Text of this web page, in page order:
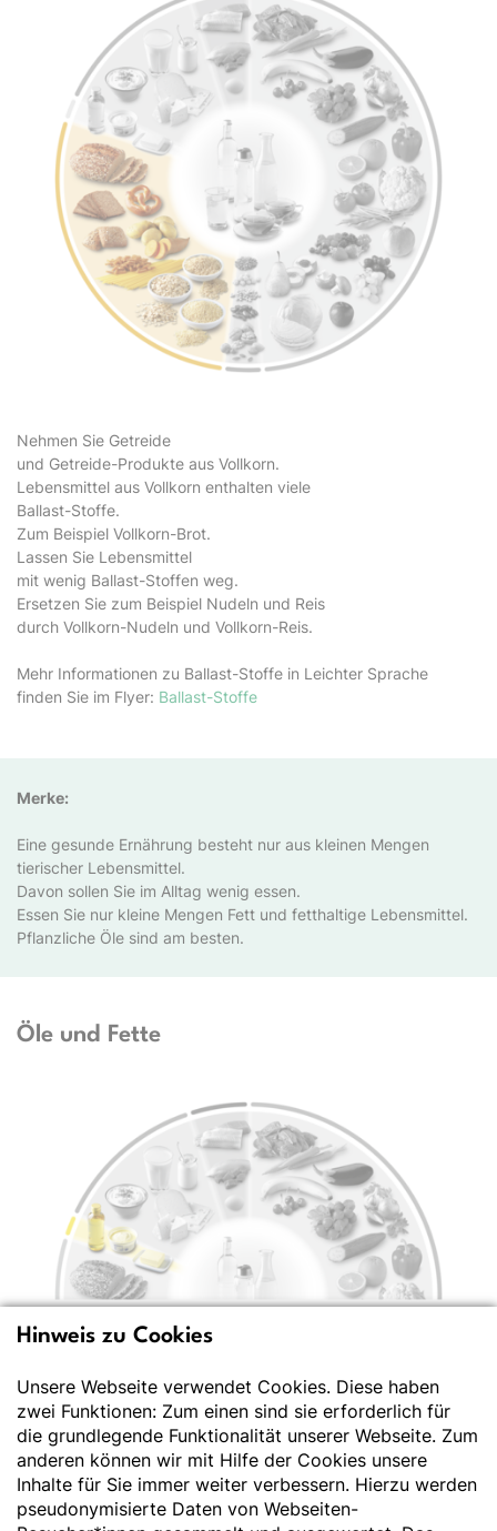
Nehmen Sie Getreide
und Getreide-Produkte aus Vollkorn.
Lebensmittel aus Vollkorn enthalten viele
Ballast-Stoffe.
Zum Beispiel Vollkorn-Brot.
Lassen Sie Lebensmittel
mit wenig Ballast-Stoffen weg.
Ersetzen Sie zum Beispiel Nudeln und Reis
durch Vollkorn-Nudeln und Vollkorn-Reis.
Mehr Informationen zu Ballast-Stoffe in Leichter Sprache
finden Sie im Flyer: Ballast-Stoffe
Merke:
Eine gesunde Ernährung besteht nur aus kleinen Mengen
tierischer Lebensmittel.
Davon sollen Sie im Alltag wenig essen.
Essen Sie nur kleine Mengen Fett und fetthaltige Lebensmittel.
Pflanzliche Öle sind am besten.
Öle und Fette
Hinweis zu Cookies
Unsere Webseite verwendet Cookies. Diese haben
zwei Funktionen: Zum einen sind sie erforderlich für
die grundlegende Funktionalität unserer Webseite. Zum
anderen können wir mit Hilfe der Cookies unsere
Inhalte für Sie immer weiter verbessern. Hierzu werden
pseudonymisierte Daten von Webseiten-